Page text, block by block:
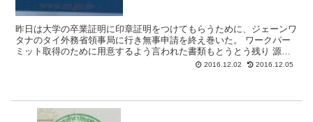
昨日は大学の卒業証明に印章証明をつけてもらうために、ジェーンワ
タナのタイ外務省領事局に行き無事申請を終え巻いた。 ワークパー
ミット取得のために用意するよう言われた書類もとうとう残り 源泉
2016.12.02 2016.12.05